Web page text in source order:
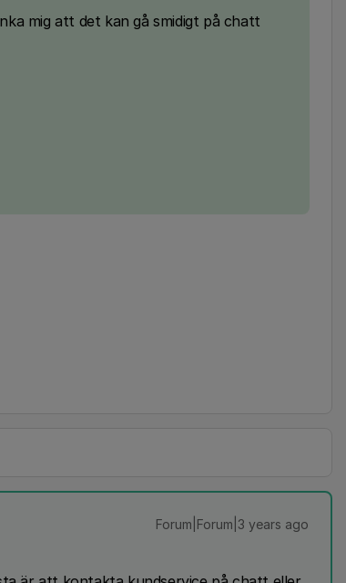
mig att det kan gå smidigt på chatt
Forum|Forum|3 years ago